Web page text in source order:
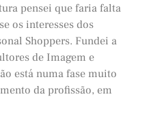
pensei que faria falta
os interesses dos
Shoppers. Fundei a
de Imagem e
está numa fase muito
da profissão, em